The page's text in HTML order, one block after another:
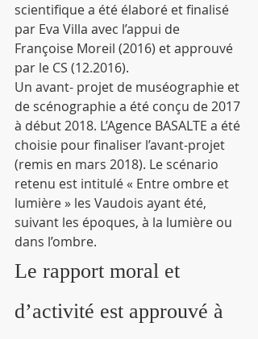
scientifique a été élaboré et finalisé
par Eva Villa avec l’appui de
Françoise Moreil (2016) et approuvé
par le CS (12.2016).
Un avant- projet de muséographie et
de scénographie a été conçu de 2017
à début 2018. L’Agence BASALTE a été
choisie pour finaliser l’avant-projet
(remis en mars 2018). Le scénario
retenu est intitulé « Entre ombre et
lumière » les Vaudois ayant été,
suivant les époques, à la lumière ou
dans l’ombre.
Le rapport moral et
d’activité est approuvé à